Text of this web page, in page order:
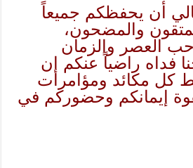
أن يحفظكم جميعاً
والمضحون،
العصر والزمان
فداه راضياً عنكم إن
كل مكائد ومؤامرات
إيمانكم وحضوركم في